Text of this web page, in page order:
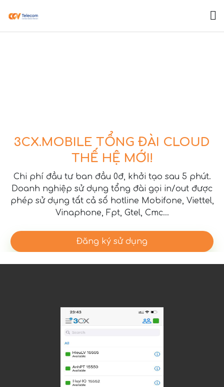
Trên máy tính
Công cụ cho quản lý
Bảng giá
ĐĂNG KÝ
3CX.MOBILE TỔNG ĐÀI CLOUD
THẾ HỆ MỚI!
Chi phí đầu tư ban đầu 0đ, khởi tạo sau 5 phút.
Doanh nghiệp sử dụng tổng đài gọi in/out được
phép sử dụng tất cả số hotline Mobifone, Viettel,
Vinaphone, Fpt, Gtel, Cmc...
Đăng ký sử dụng